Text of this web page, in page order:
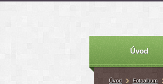
Úvod
Úvod Fotoalbum